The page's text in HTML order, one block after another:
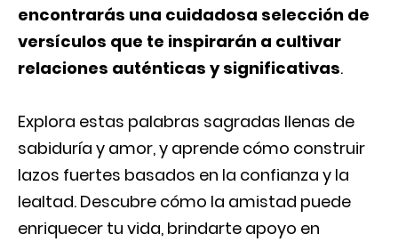
encontrarás una cuidadosa selección de
versículos que te inspirarán a cultivar
relaciones auténticas y significativas.
Explora estas palabras sagradas llenas de
sabiduría y amor, y aprende cómo construir
lazos fuertes basados en la confianza y la
lealtad. Descubre cómo la amistad puede
enriquecer tu vida, brindarte apoyo en